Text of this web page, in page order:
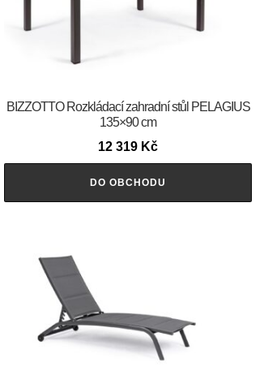
BIZZOTTO Rozkládací zahradní stůl PELAGIUS
135×90 cm
12 319 Kč
DO OBCHODU